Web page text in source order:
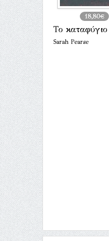
18,80€
Το καταφύγιο
Sarah Pearse